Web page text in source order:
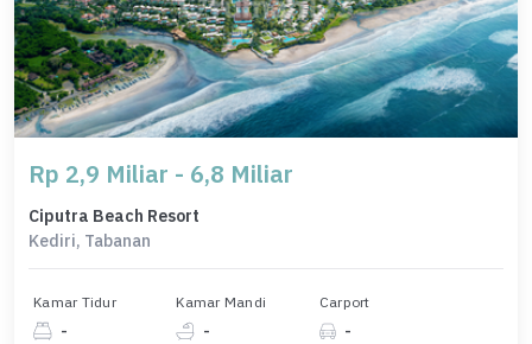
Rp 2,9 Miliar - 6,8 Miliar
Ciputra Beach Resort
Kediri, Tabanan
Kamar Tidur
-
Kamar Mandi
-
Carport
-